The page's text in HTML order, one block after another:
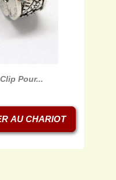
Pour...
AU CHARIOT